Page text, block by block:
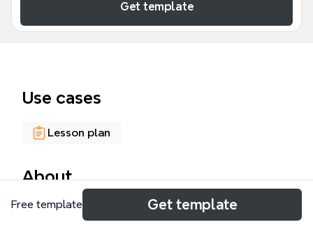
Get template
Use cases
Lesson plan
About
O template 'Língua Portuguesa - Mês de Janeiro' é
Free template Get template